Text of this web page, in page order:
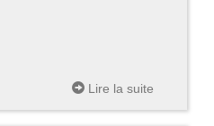
Lire la suite